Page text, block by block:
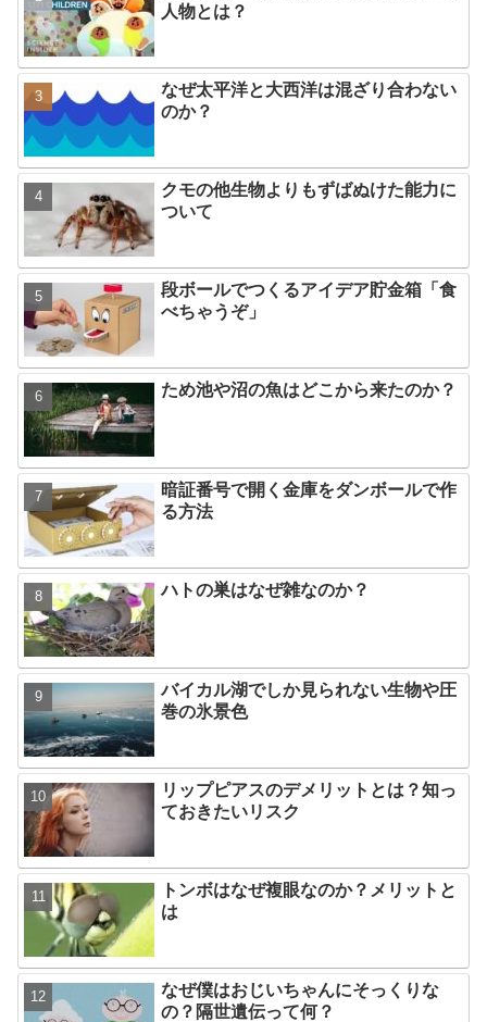
人物とは？
なぜ太平洋と大西洋は混ざり合わない
のか？
クモの他生物よりもずばぬけた能力に
ついて
段ボールでつくるアイデア貯金箱「食
べちゃうぞ」
ため池や沼の魚はどこから来たのか？
暗証番号で開く金庫をダンボールで作
る方法
ハトの巣はなぜ雑なのか？
バイカル湖でしか見られない生物や圧
巻の氷景色
リップピアスのデメリットとは？知っ
ておきたいリスク
トンボはなぜ複眼なのか？メリットと
は
なぜ僕はおじいちゃんにそっくりな
の？隔世遺伝って何？